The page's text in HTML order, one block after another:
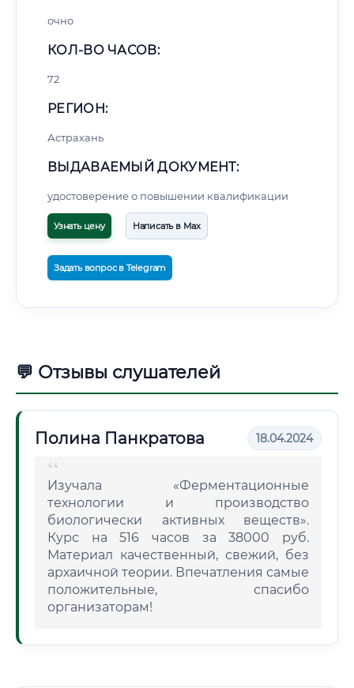
очно
КОЛ-ВО ЧАСОВ:
72
РЕГИОН:
Астрахань
ВЫДАВАЕМЫЙ ДОКУМЕНТ:
удостоверение о повышении квалификации
Узнать цену Написать в Max
Задать вопрос в Telegram
💬 Отзывы слушателей
Полина Панкратова 18.04.2024
Изучала «Ферментационные
технологии и производство
биологически активных веществ».
Курс на 516 часов за 38000 руб.
Материал качественный, свежий, без
архаичной теории. Впечатления самые
положительные, спасибо
организаторам!